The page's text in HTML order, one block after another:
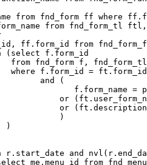
from fnd_form ff where
from fnd_form_tl
ff.form_id from
(select f.form_id
from fnd_form f,
where f.form_id = ft.form_id
and (
f.form_name =
or
or
)
)
r.start_date and
me.menu_id from